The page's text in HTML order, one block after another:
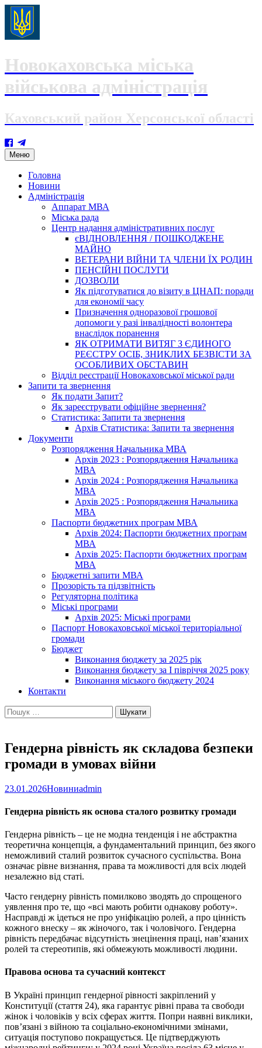
Новокаховська міська
військова адміністрація
Каховський район Херсонської області
Меню Skip
to
content
Головна
Новини
Адміністрація
Аппарат МВА
Міська рада
Центр надання адміністративних послуг
єВІДНОВЛЕННЯ / ПОШКОДЖЕНЕ
МАЙНО
ВЕТЕРАНИ ВІЙНИ ТА ЧЛЕНИ ЇХ РОДИН
ПЕНСІЙНІ ПОСЛУГИ
ДОЗВОЛИ
Як підготуватися до візиту в ЦНАП: поради
для економії часу
Призначення одноразової грошової
допомоги у разі інвалідності волонтера
внаслідок поранення
ЯК ОТРИМАТИ ВИТЯГ З ЄДИНОГО
РЕЄСТРУ ОСІБ, ЗНИКЛИХ БЕЗВІСТИ ЗА
ОСОБЛИВИХ ОБСТАВИН
Відділ реєстрації Новокаховської міської ради
Запити та звернення
Як подати Запит?
Як зареєструвати офіційне звернення?
Статистика: Запити та звернення
Архів Статистика: Запити та звернення
Документи
Розпорядження Начальника МВА
Архів 2023 : Розпорядження Начальника
МВА
Архів 2024 : Розпорядження Начальника
МВА
Архів 2025 : Розпорядження Начальника
МВА
Паспорти бюджетних програм МВА
Архів 2024: Паспорти бюджетних програм
МВА
Архів 2025: Паспорти бюджетних програм
МВА
Бюджетні запити МВА
Прозорість та підзвітність
Регуляторна політика
Міські програми
Архів 2025: Міські програми
Паспорт Новокаховської міської територіальної
громади
Бюджет
Виконання бюджету за 2025 рік
Виконання бюджету за І півріччя 2025 року
Виконання міського бюджету 2024
Контакти
Пошук:
Гендерна рівність як складова безпеки
громади в умовах війни
23.01.2026Новиниadmin
Гендерна рівність як основа сталого розвитку громади
Гендерна рівність – це не модна тенденція і не абстрактна
теоретична концепція, а фундаментальний принцип, без якого
неможливий сталий розвиток сучасного суспільства. Вона
означає рівне визнання, права та можливості для всіх людей
незалежно від статі.
Часто гендерну рівність помилково зводять до спрощеного
уявлення про те, що «всі мають робити однакову роботу».
Насправді ж ідеться не про уніфікацію ролей, а про цінність
кожного внеску – як жіночого, так і чоловічого. Гендерна
рівність передбачає відсутність знецінення праці, нав’язаних
ролей та стереотипів, які обмежують можливості людини.
Правова основа та сучасний контекст
В Україні принцип гендерної рівності закріплений у
Конституції (стаття 24), яка гарантує рівні права та свободи
жінок і чоловіків у всіх сферах життя. Попри наявні виклики,
пов’язані з війною та соціально-економічними змінами,
ситуація поступово покращується. Це підтверджують